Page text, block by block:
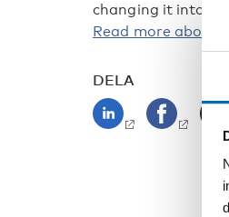
changing it into a
Read more about
DELA